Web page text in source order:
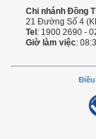
Chi nhánh Đồng
21 Đường Số 4
Tel : 1900 2690 -
Giờ làm việc: